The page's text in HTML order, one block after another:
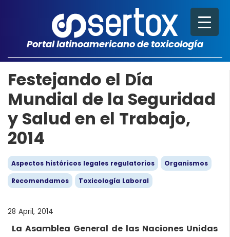
Portal latinoamericano de toxicología
Festejando el Día
Mundial de la Seguridad
y Salud en el Trabajo,
2014
Aspectos históricos legales regulatorios
Organismos
Recomendamos
Toxicología Laboral
28 April, 2014
La Asamblea General de las Naciones Unidas